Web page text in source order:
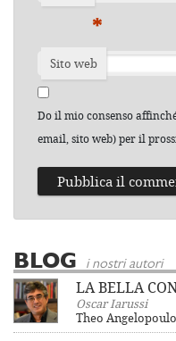
*
Sito web
Do il mio consenso
email, sito web) per il
BLOG i nostri autori
LA BELLA
Oscar Iarussi
Theo